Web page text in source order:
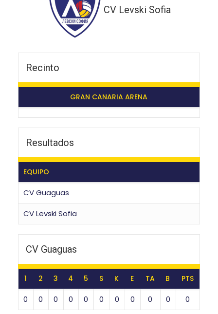
CV Levski Sofia
Recinto
GRAN CANARIA ARENA
Resultados
EQUIPO
CV Guaguas
CV Levski Sofia
CV Guaguas
1 2 3 4 5 S K E TA B PTS
0 0 0 0 0 0 0 0 0 0 0